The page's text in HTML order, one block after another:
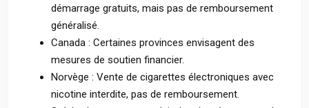
démarrage gratuits, mais pas de remboursement
généralisé.
Canada : Certaines provinces envisagent des
mesures de soutien financier.
Norvège : Vente de cigarettes électroniques avec
nicotine interdite, pas de remboursement.